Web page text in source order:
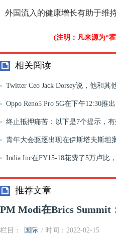
外国流入的健康增长有助于维
(注明：凡来源为“
相关阅读
Twitter Ceo Jack Dorsey说，他和其
司还没有足够的滥用
Oppo Reno5 Pro 5G在下午12:30推
是细节
终止抵押痛苦：以下是7个提示，
的房屋贷款EMIS
青年大会驱逐出现在伊斯塔夫斯坦
歇尔律师的领导人
India Inc在FY15-18花费了5万卢比
费的金额更高，为6万卢比: 报告
推荐文章
PM Modi在Brics Summit
栏目： 国际 / 时间：2022-02-15